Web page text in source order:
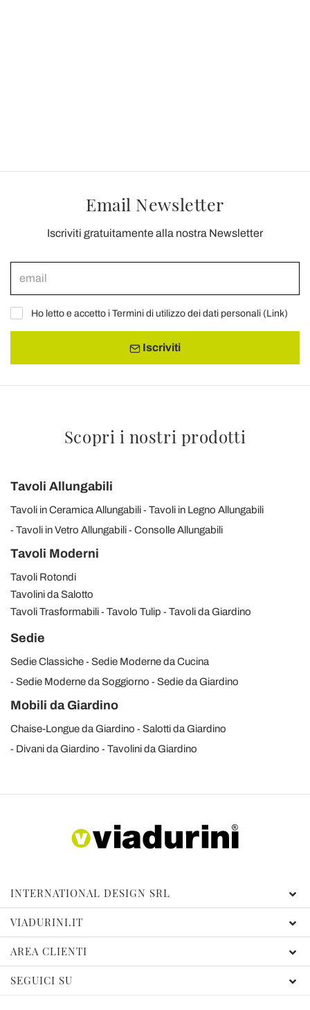
Email Newsletter
Iscriviti gratuitamente alla nostra Newsletter
Ho letto e accetto i Termini di utilizzo dei dati personali (Link)
Iscriviti
Scopri i nostri prodotti
Tavoli Allungabili
Tavoli in Ceramica Allungabili
Tavoli in Legno Allungabili
Tavoli in Vetro Allungabili
Consolle Allungabili
Tavoli Moderni
Tavoli Rotondi
Tavolini da Salotto
Tavoli Trasformabili
Tavolo Tulip Tavoli da Giardino
Sedie
Sedie Classiche
Sedie Moderne da Cucina
Sedie Moderne da Soggiorno
Sedie da Giardino
Mobili da Giardino
Chaise-Longue da Giardino
Salotti da Giardino
Divani da Giardino
Tavolini da Giardino
INTERNATIONAL DESIGN SRL
VIADURINI.IT
AREA CLIENTI
SEGUICI SU